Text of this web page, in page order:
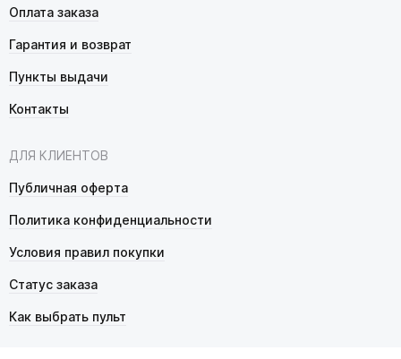
Оплата заказа
Гарантия и возврат
Пункты выдачи
Контакты
ДЛЯ КЛИЕНТОВ
Публичная оферта
Политика конфиденциальности
Условия правил покупки
Статус заказа
Как выбрать пульт